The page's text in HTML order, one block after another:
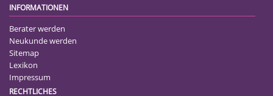
INFORMATIONEN
Berater werden
Neukunde werden
Sitemap
Lexikon
Impressum
RECHTLICHES